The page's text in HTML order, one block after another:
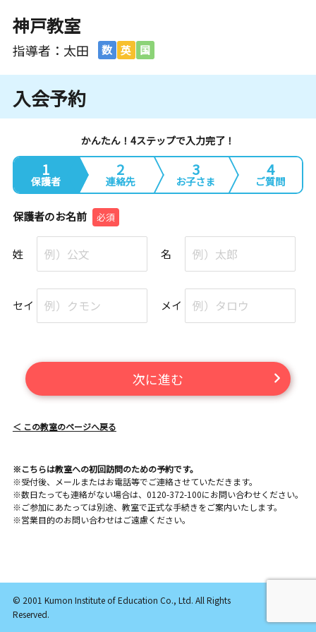
神戸教室
指導者：太田 数 英 国
入会予約
かんたん！4ステップで入力完了！
1
保護者
2
連絡先
3
お子さま
4
ご質問
保護者のお名前 必須
姓 名
セイ メイ
次に進む
＜ この教室のページへ戻る
※こちらは教室への初回訪問のための予約です。
※受付後、メールまたはお電話等でご連絡させていただきます。
※数日たっても連絡がない場合は、0120-372-100にお問い合わせください。
※ご参加にあたっては別途、教室で正式な手続きをご案内いたします。
※営業目的のお問い合わせはご遠慮ください。
© 2001 Kumon Institute of Education Co., Ltd. All Rights
Reserved.